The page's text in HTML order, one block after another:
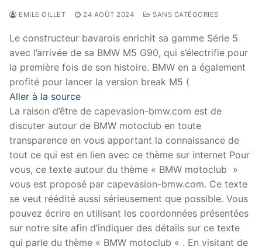
EMILE GILLET 24 AOÛT 2024 SANS CATÉGORIES
Le constructeur bavarois enrichit sa gamme Série 5
avec l’arrivée de sa BMW M5 G90, qui s’électrifie pour
la première fois de son histoire. BMW en a également
profité pour lancer la version break M5 (
Aller à la source
La raison d’être de capevasion-bmw.com est de
discuter autour de BMW motoclub en toute
transparence en vous apportant la connaissance de
tout ce qui est en lien avec ce thème sur internet Pour
vous, ce texte autour du thème « BMW motoclub »
vous est proposé par capevasion-bmw.com. Ce texte
se veut réédité aussi sérieusement que possible. Vous
pouvez écrire en utilisant les coordonnées présentées
sur notre site afin d’indiquer des détails sur ce texte
qui parle du thème « BMW motoclub « . En visitant de